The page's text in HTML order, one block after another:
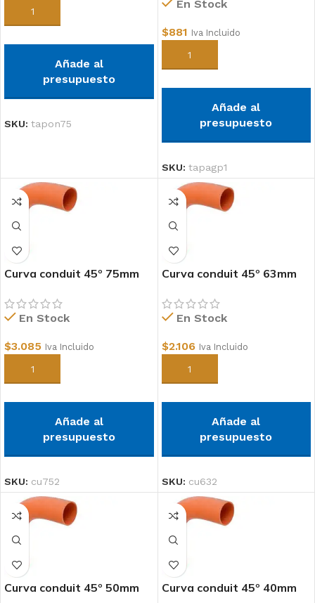
Añadir al carrito
Añade al
presupuesto
SKU: tapon75
En Stock
$881 Iva Incluido
Añadir al carrito
Añade al
presupuesto
SKU: tapagp1
Curva conduit 45º 75mm
En Stock
$3.085 Iva Incluido
Añadir al carrito
Añade al
presupuesto
SKU: cu752
Curva conduit 45º 63mm
En Stock
$2.106 Iva Incluido
Añadir al carrito
Añade al
presupuesto
SKU: cu632
Curva conduit 45º 50mm Curva conduit 45º 40mm